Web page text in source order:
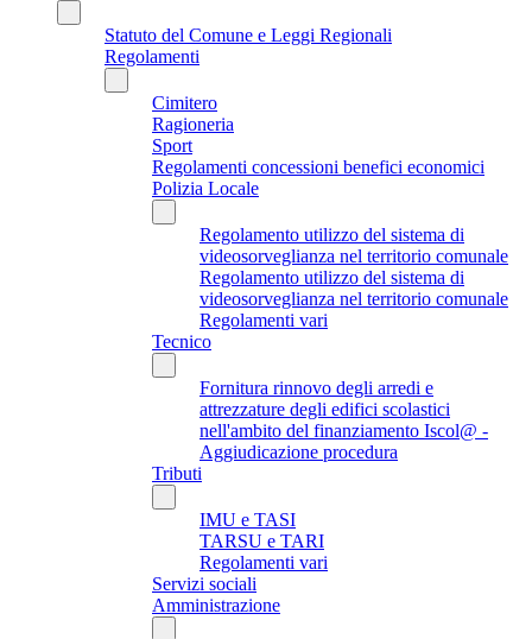
Statuto del Comune e Leggi Regionali
Regolamenti
Cimitero
Ragioneria
Sport
Regolamenti concessioni benefici economici
Polizia Locale
Regolamento utilizzo del sistema di
videosorveglianza nel territorio comunale
Regolamento utilizzo del sistema di
videosorveglianza nel territorio comunale
Regolamenti vari
Tecnico
Fornitura rinnovo degli arredi e
attrezzature degli edifici scolastici
nell'ambito del finanziamento Iscol@ -
Aggiudicazione procedura
Tributi
IMU e TASI
TARSU e TARI
Regolamenti vari
Servizi sociali
Amministrazione